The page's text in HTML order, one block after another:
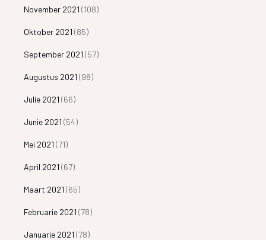
November 2021 (108)
Oktober 2021 (85)
September 2021 (57)
Augustus 2021 (98)
Julie 2021 (66)
Junie 2021 (54)
Mei 2021 (71)
April 2021 (67)
Maart 2021 (65)
Februarie 2021 (78)
Januarie 2021 (78)